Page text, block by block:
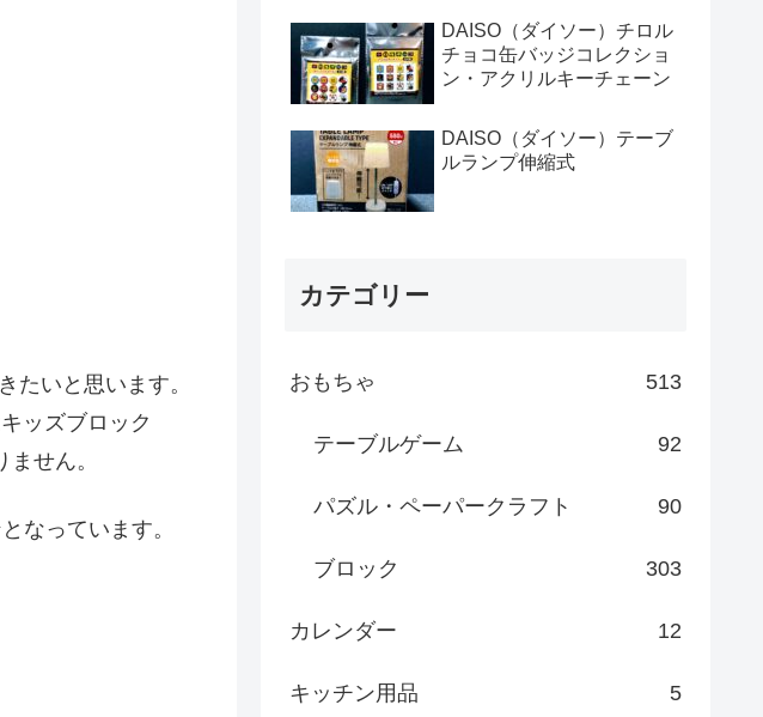
たいと思います。
ッズブロック
せん。
となっています。
DAISO（ダイソー）チロル
チョコ缶バッジコレクショ
ン・アクリルキーチェーン
DAISO（ダイソー）テーブ
ルランプ伸縮式
カテゴリー
おもちゃ 513
テーブルゲーム 92
パズル・ペーパークラフト 90
ブロック 303
カレンダー 12
キッチン用品 5